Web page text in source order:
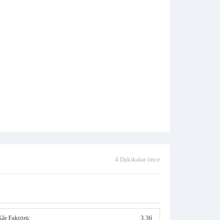
4 Dakikalar önce
Faktörü: 3.36